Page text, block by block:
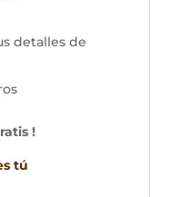
detalles de
!
tú